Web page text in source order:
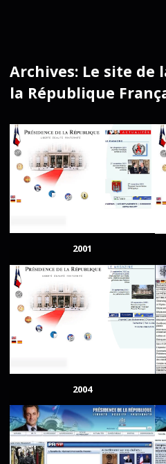
Archives: Le site de
la République
2001
2004